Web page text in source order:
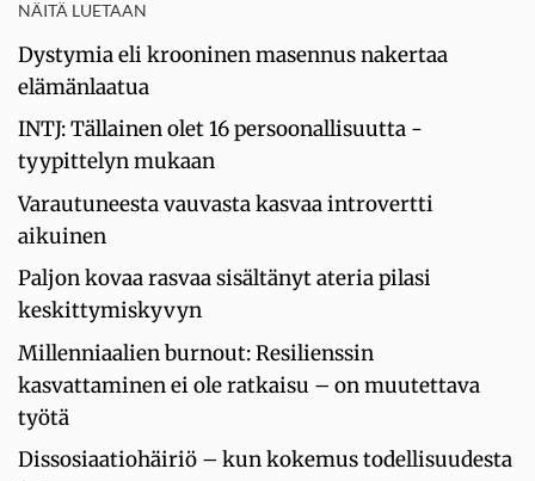
NÄITÄ LUETAAN
Dystymia eli krooninen masennus nakertaa
elämänlaatua
INTJ: Tällainen olet 16 persoonallisuutta -
tyypittelyn mukaan
Varautuneesta vauvasta kasvaa introvertti
aikuinen
Paljon kovaa rasvaa sisältänyt ateria pilasi
keskittymiskyvyn
Millenniaalien burnout: Resilienssin
kasvattaminen ei ole ratkaisu – on muutettava
työtä
Dissosiaatiohäiriö – kun kokemus todellisuudesta